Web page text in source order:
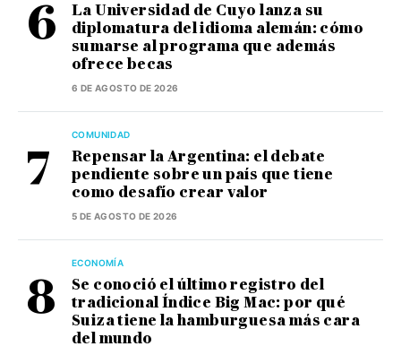
La Universidad de Cuyo lanza su
diplomatura del idioma alemán: cómo
sumarse al programa que además
ofrece becas
6 DE AGOSTO DE 2026
COMUNIDAD
Repensar la Argentina: el debate
pendiente sobre un país que tiene
como desafío crear valor
5 DE AGOSTO DE 2026
ECONOMÍA
Se conoció el último registro del
tradicional Índice Big Mac: por qué
Suiza tiene la hamburguesa más cara
del mundo